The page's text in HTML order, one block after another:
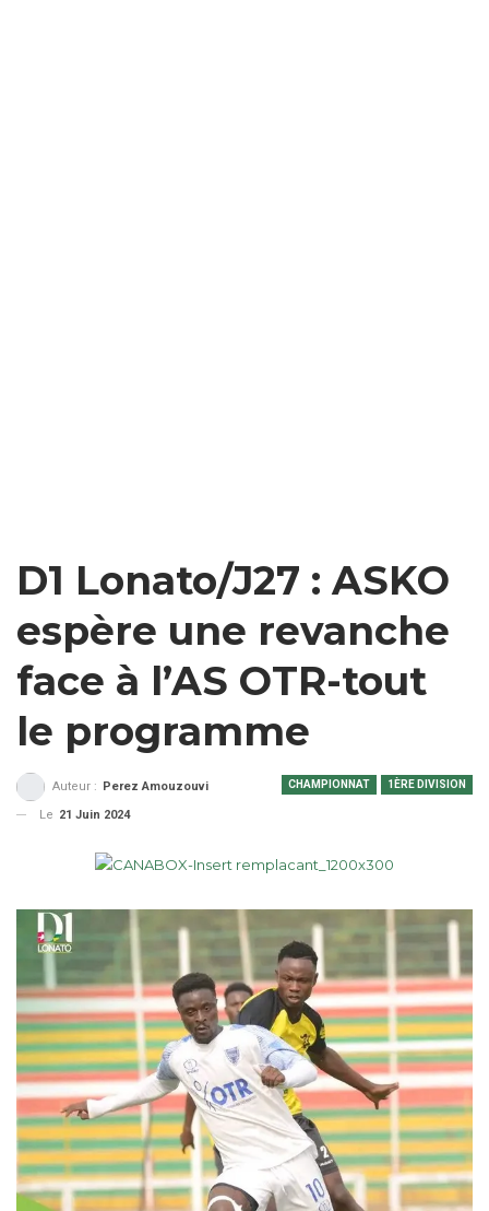
D1 Lonato/J27 : ASKO
espère une revanche
face à l’AS OTR-tout
le programme
CHAMPIONNAT 1ÈRE DIVISION
Auteur : Perez Amouzouvi
Le 21 Juin 2024